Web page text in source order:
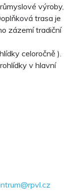
výroby,
trasa je
zázemí tradiční
celoročně ).
v hlavní